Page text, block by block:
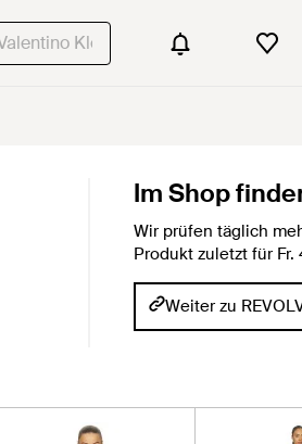
Im Shop
Wir prüfen täglich
Produkt zuletzt für Fr.
Weiter zu